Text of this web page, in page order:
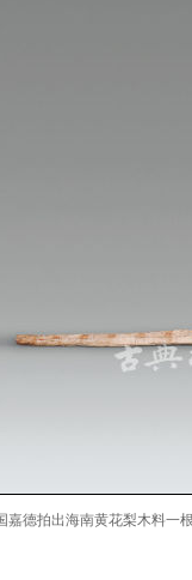
嘉德拍出海南黄花梨木料一